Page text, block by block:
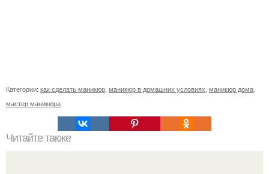
Категории: как сделать маникюр маникюр в домашних условиях маникюр дома
мастер маникюра
Читайте также